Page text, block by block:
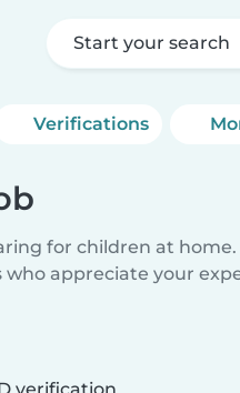
Start your search
Verifications
for children at home.
appreciate your